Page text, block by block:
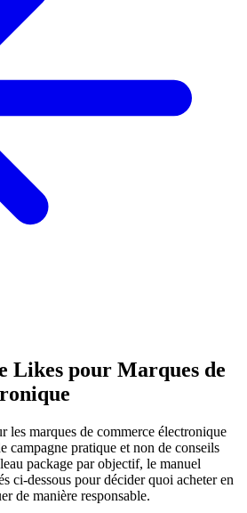
Likes pour Marques de
les marques de commerce électronique
campagne pratique et non de conseils
package par objectif, le manuel
ci-dessous pour décider quoi acheter en
de manière responsable.